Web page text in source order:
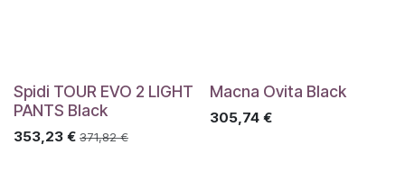
Spidi TOUR EVO 2 LIGHT
PANTS Black
353,23 € 371,82€
Macna Ovita Black
305,74€